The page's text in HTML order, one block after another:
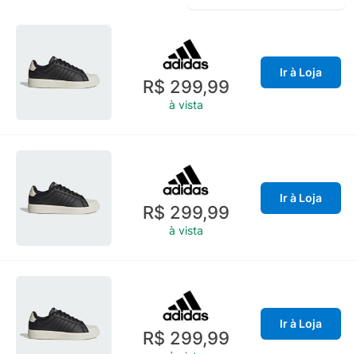
R$ 299,99
à vista
Ir à Loja
R$ 299,99
à vista
Ir à Loja
R$ 299,99
Ir à Loja